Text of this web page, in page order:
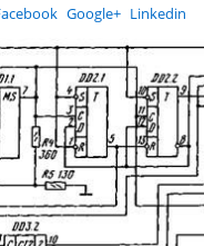
Google+ Linkedin